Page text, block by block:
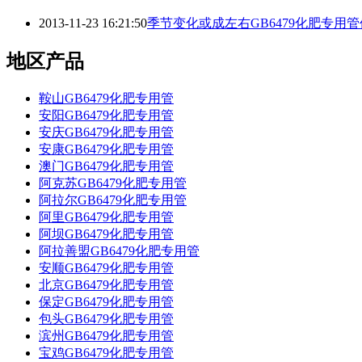
2013-11-23 16:21:50季节变化或成左右GB6479化肥专用
地区产品
鞍山GB6479化肥专用管
安阳GB6479化肥专用管
安庆GB6479化肥专用管
安康GB6479化肥专用管
澳门GB6479化肥专用管
阿克苏GB6479化肥专用管
阿拉尔GB6479化肥专用管
阿里GB6479化肥专用管
阿坝GB6479化肥专用管
阿拉善盟GB6479化肥专用管
安顺GB6479化肥专用管
北京GB6479化肥专用管
保定GB6479化肥专用管
包头GB6479化肥专用管
滨州GB6479化肥专用管
宝鸡GB6479化肥专用管